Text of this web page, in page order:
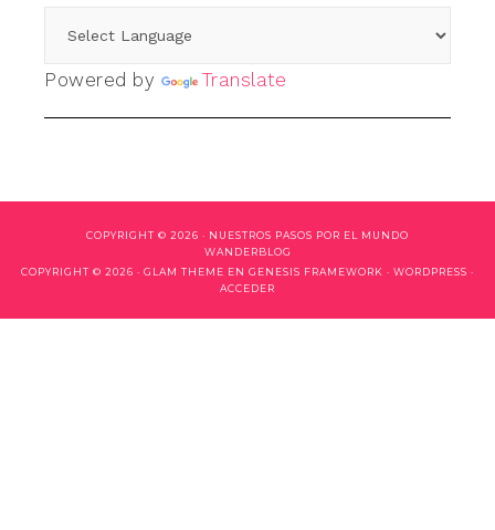
Powered by Translate
COPYRIGHT © 2026 · NUESTROS PASOS POR EL MUNDO
WANDERBLOG
COPYRIGHT © 2026 · GLAM THEME EN GENESIS FRAMEWORK · WORDPRESS ·
ACCEDER